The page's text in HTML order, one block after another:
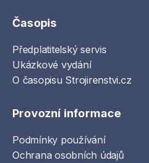
Časopis
Předplatitelský servis
Ukázkové vydání
O časopisu Strojirenstvi.cz
Provozní informace
Podmínky používání
Ochrana osobních údajů